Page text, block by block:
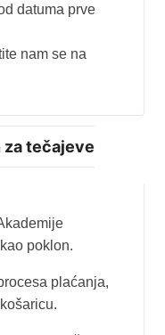
datuma prve
nam se na
tečajeve
poklon.
plaćanja,